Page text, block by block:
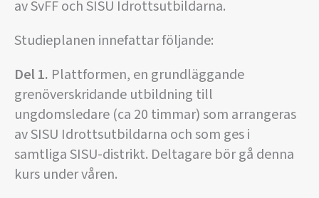
av SvFF och SISU Idrottsutbildarna.
Studieplanen innefattar följande:
Del 1. Plattformen, en grundläggande
grenöverskridande utbildning till
ungdomsledare (ca 20 timmar) som arrangeras
av SISU Idrottsutbildarna och som ges i
samtliga SISU-distrikt. Deltagare bör gå denna
kurs under våren.